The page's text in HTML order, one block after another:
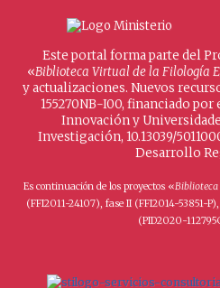
Este portal forma parte del
«Biblioteca Virtual de la Filología
y actualizaciones. Nuevos
155270NB-I00, financiado
Innovación y
Investigación, 10.13039/
Desarrollo
Es continuación de los proyectos «Biblioteca
(FFI2011-24107), fase II (FFI2014-53851-
(PID2020-